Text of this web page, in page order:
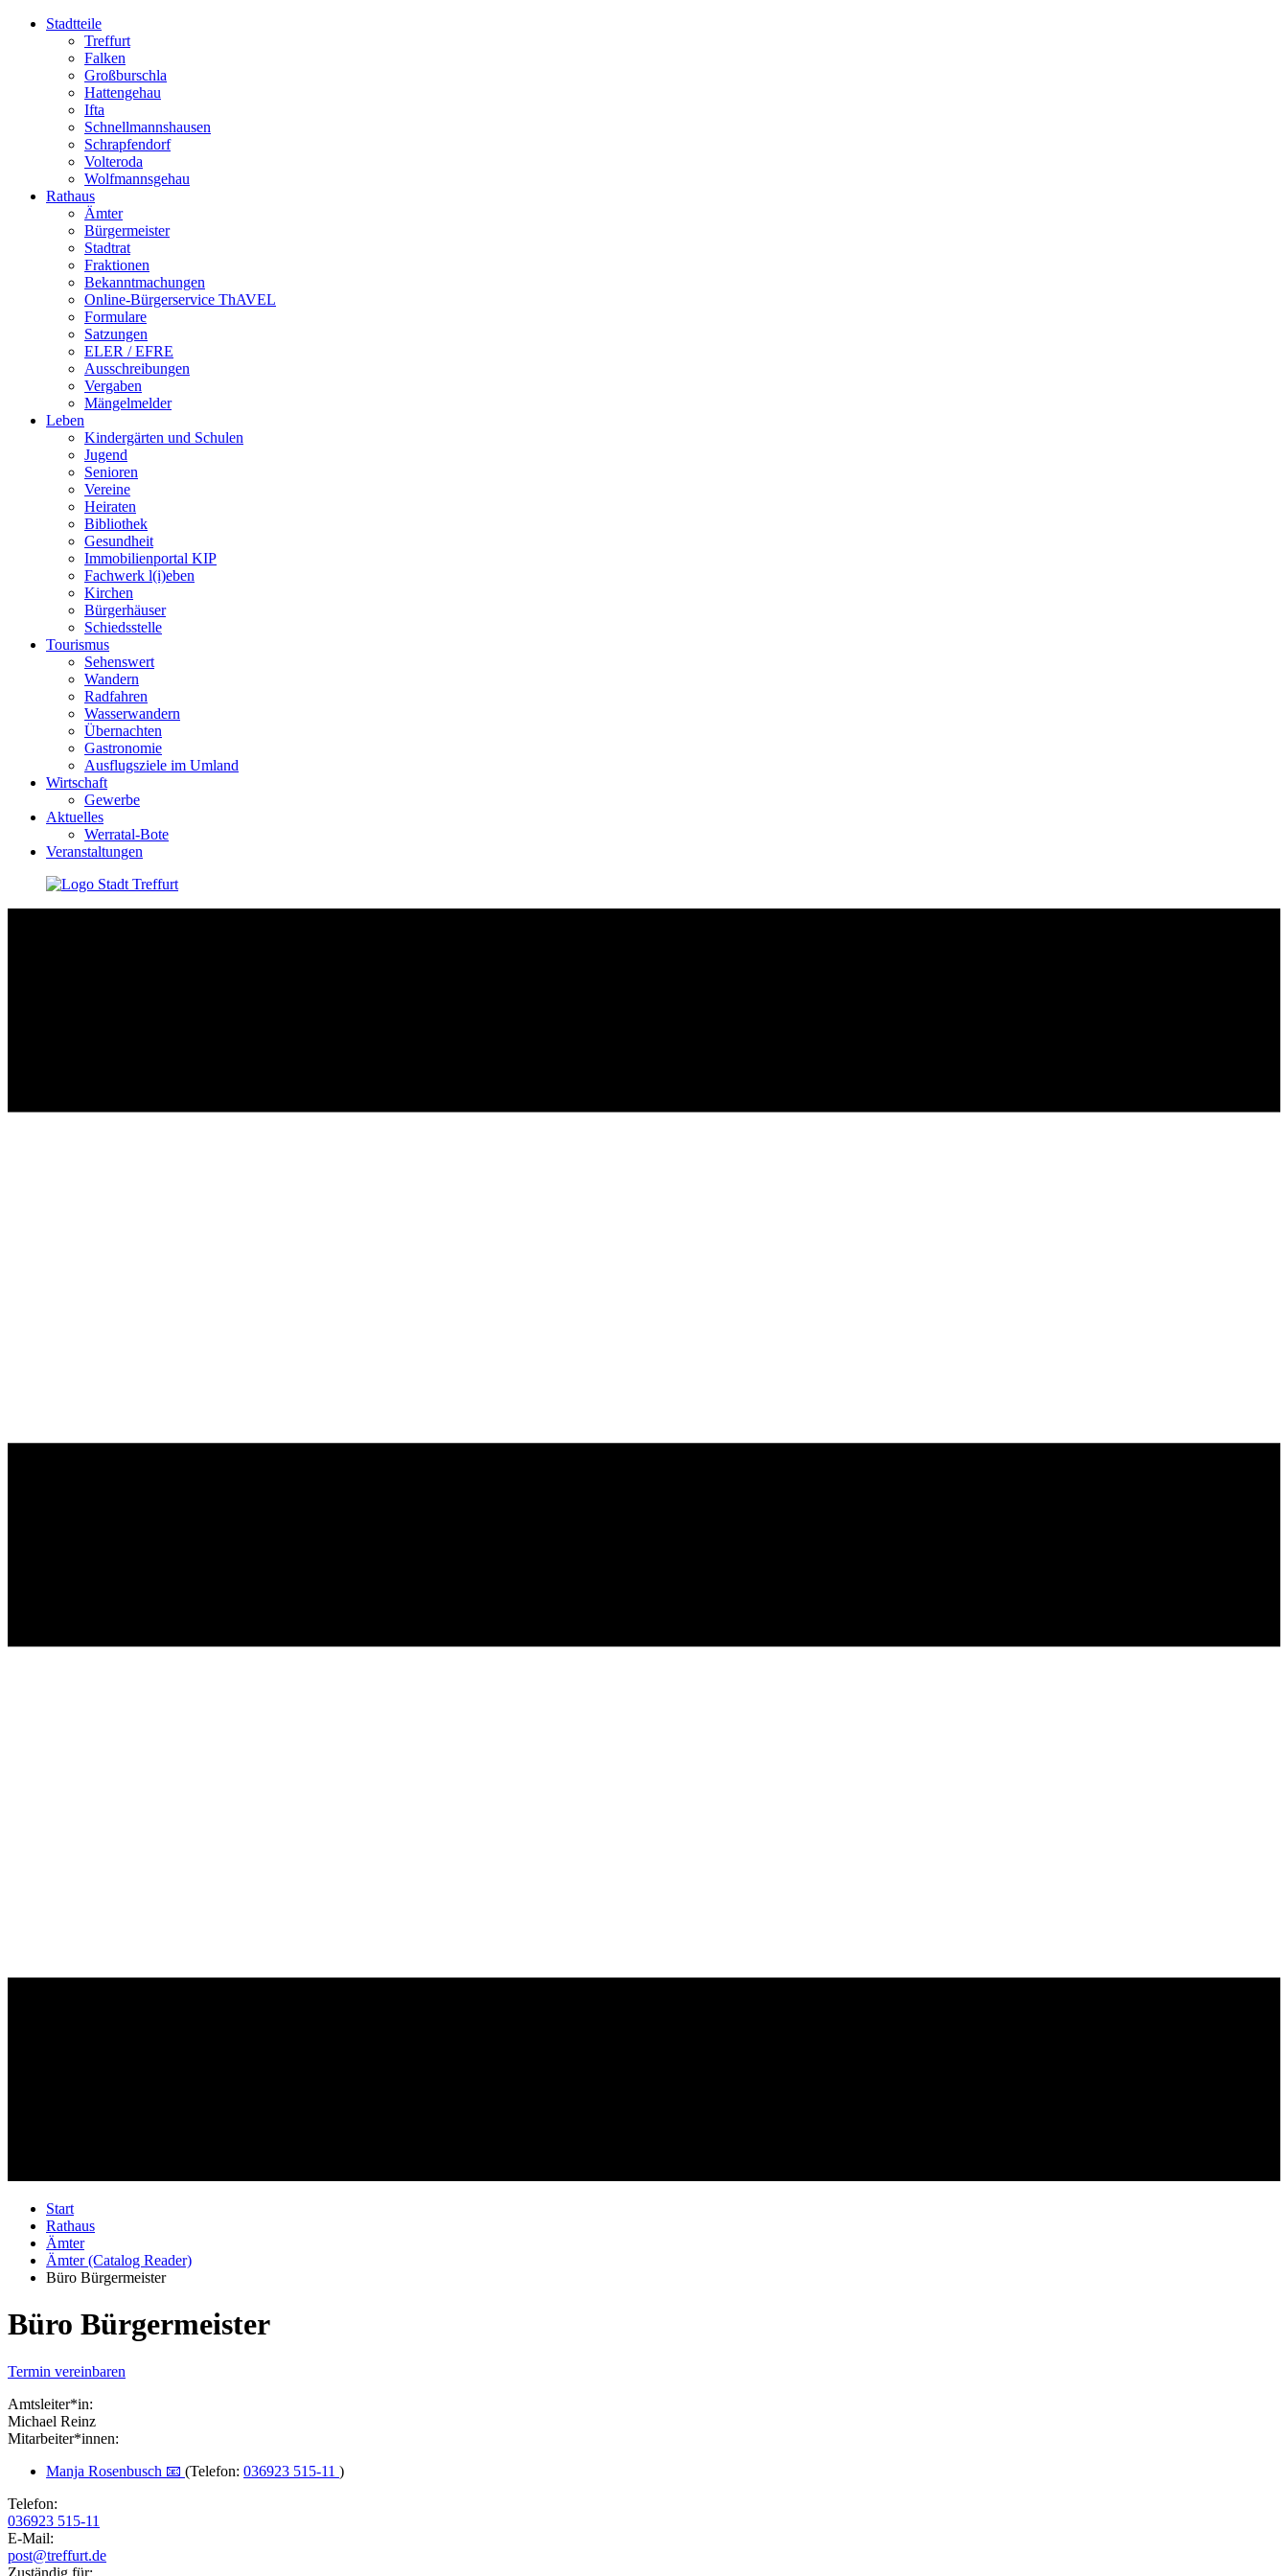
Stadtteile
Treffurt
Falken
Großburschla
Hattengehau
Ifta
Schnellmannshausen
Schrapfendorf
Volteroda
Wolfmannsgehau
Rathaus
Ämter
Bürgermeister
Stadtrat
Fraktionen
Bekanntmachungen
Online-Bürgerservice ThAVEL
Formulare
Satzungen
ELER / EFRE
Ausschreibungen
Vergaben
Mängelmelder
Leben
Kindergärten und Schulen
Jugend
Senioren
Vereine
Heiraten
Bibliothek
Gesundheit
Immobilienportal KIP
Fachwerk l(i)eben
Kirchen
Bürgerhäuser
Schiedsstelle
Tourismus
Sehenswert
Wandern
Radfahren
Wasserwandern
Übernachten
Gastronomie
Ausflugsziele im Umland
Wirtschaft
Gewerbe
Aktuelles
Werratal-Bote
Veranstaltungen
Start
Rathaus
Ämter
Ämter (Catalog Reader)
Büro Bürgermeister
Büro Bürgermeister
Termin vereinbaren
Amtsleiter*in:
Michael Reinz
Mitarbeiter*innen:
Manja Rosenbusch 📧 (Telefon: 036923 515-11 )
Telefon:
036923 515-11
E-Mail:
post@treffurt.de
Zuständig für: